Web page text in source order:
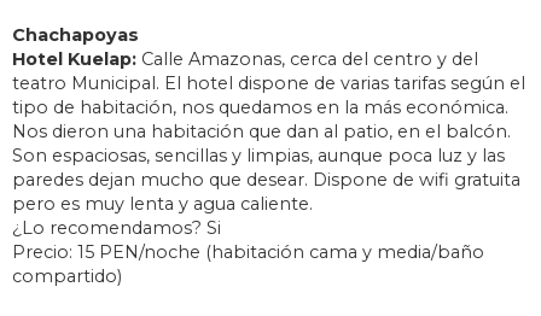
Chachapoyas
Hotel Kuelap: Calle Amazonas, cerca del centro y del
teatro Municipal. El hotel dispone de varias tarifas según el
tipo de habitación, nos quedamos en la más económica.
Nos dieron una habitación que dan al patio, en el balcón.
Son espaciosas, sencillas y limpias, aunque poca luz y las
paredes dejan mucho que desear. Dispone de wifi gratuita
pero es muy lenta y agua caliente.
¿Lo recomendamos? Si
Precio: 15 PEN/noche (habitación cama y media/baño
compartido)